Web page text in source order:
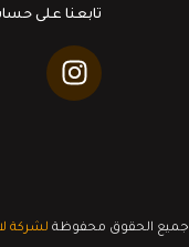
تابعنا على
جميع الحقوق محفوظة لشركة